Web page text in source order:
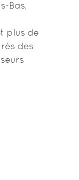
Bas,
plus de
des